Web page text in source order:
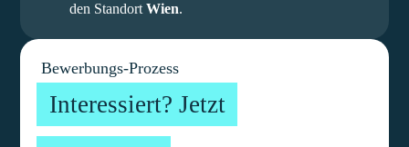
den Standort Wien.
Bewerbungs-Prozess
Interessiert? Jetzt